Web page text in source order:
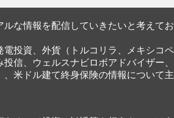
ルな情報を配信していきたいと考えてお
電投資、外貨（トルコリラ、メキシコペ
信、ウェルスナビロボアドバイザー、
、米ドル建て終身保険の情報について主